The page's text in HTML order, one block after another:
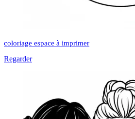
coloriage espace à imprimer
Regarder